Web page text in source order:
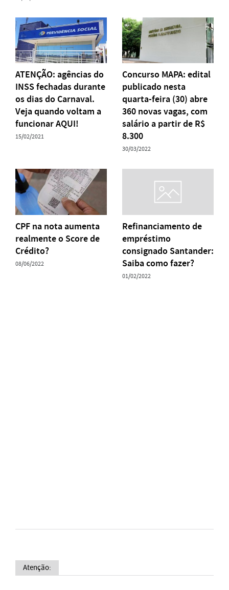
ATENÇÃO: agências do
INSS fechadas durante
os dias do Carnaval.
Veja quando voltam a
funcionar AQUI!
15/02/2021
Concurso MAPA: edital
publicado nesta
quarta-feira (30) abre
360 novas vagas, com
salário a partir de R$
8.300
30/03/2022
CPF na nota aumenta
realmente o Score de
Crédito?
08/06/2022
Refinanciamento de
empréstimo
consignado Santander:
Saiba como fazer?
01/02/2022
Atenção: